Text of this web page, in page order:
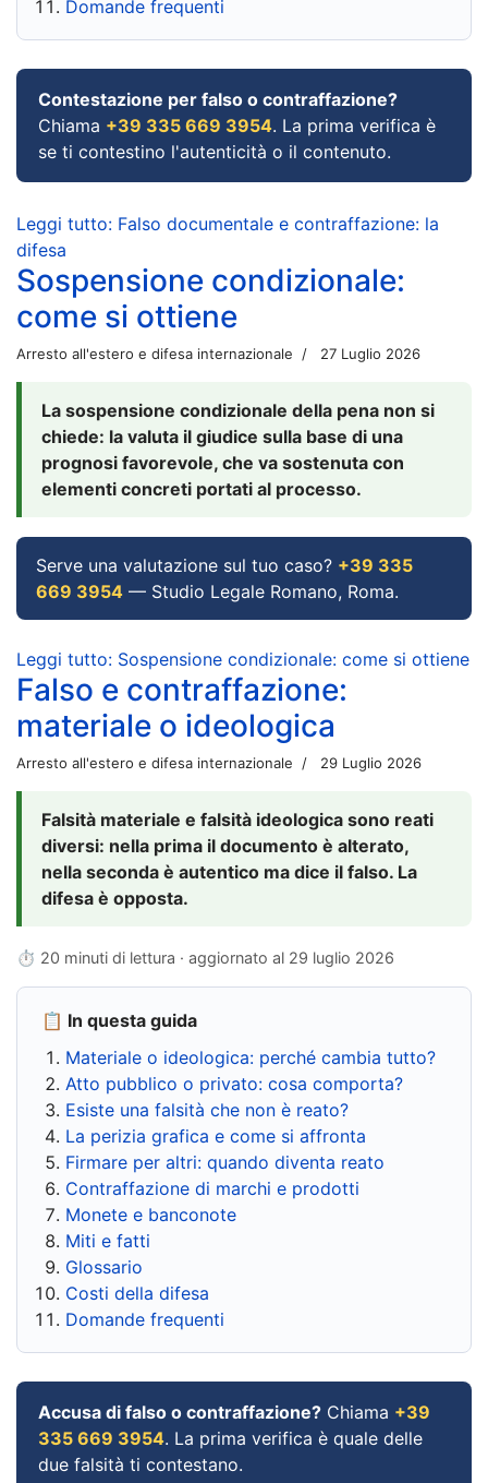
Domande frequenti
Contestazione per falso o contraffazione?
Chiama +39 335 669 3954. La prima verifica è
se ti contestino l'autenticità o il contenuto.
Leggi tutto: Falso documentale e contraffazione: la
difesa
Sospensione condizionale:
come si ottiene
Arresto all'estero e difesa internazionale 27 Luglio 2026
La sospensione condizionale della pena non si
chiede: la valuta il giudice sulla base di una
prognosi favorevole, che va sostenuta con
elementi concreti portati al processo.
Serve una valutazione sul tuo caso? +39 335
669 3954 — Studio Legale Romano, Roma.
Leggi tutto: Sospensione condizionale: come si ottiene
Falso e contraffazione:
materiale o ideologica
Arresto all'estero e difesa internazionale 29 Luglio 2026
Falsità materiale e falsità ideologica sono reati
diversi: nella prima il documento è alterato,
nella seconda è autentico ma dice il falso. La
difesa è opposta.
⏱ 20 minuti di lettura · aggiornato al 29 luglio 2026
📋 In questa guida
Materiale o ideologica: perché cambia tutto?
Atto pubblico o privato: cosa comporta?
Esiste una falsità che non è reato?
La perizia grafica e come si affronta
Firmare per altri: quando diventa reato
Contraffazione di marchi e prodotti
Monete e banconote
Miti e fatti
Glossario
Costi della difesa
Domande frequenti
Accusa di falso o contraffazione? Chiama +39
335 669 3954. La prima verifica è quale delle
due falsità ti contestano.